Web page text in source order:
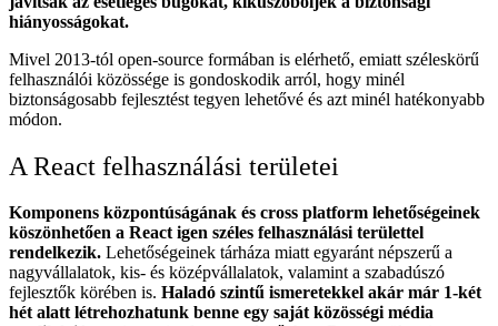
hiányosságokat.
Mivel 2013-tól open-source formában is elérhető, emiatt széleskörű
felhasználói közössége is gondoskodik arról, hogy minél
biztonságosabb fejlesztést tegyen lehetővé és azt minél hatékonyabb
módon.
A React felhasználási területei
Komponens központúságának és cross platform lehetőségeinek
köszönhetően a React igen széles felhasználási területtel
rendelkezik. Lehetőségeinek tárháza miatt egyaránt népszerű a
nagyvállalatok, kis- és középvállalatok, valamint a szabadúszó
fejlesztők körében is. Haladó szintű ismeretekkel akár már 1-két
hét alatt létrehozhatunk benne egy saját közösségi média